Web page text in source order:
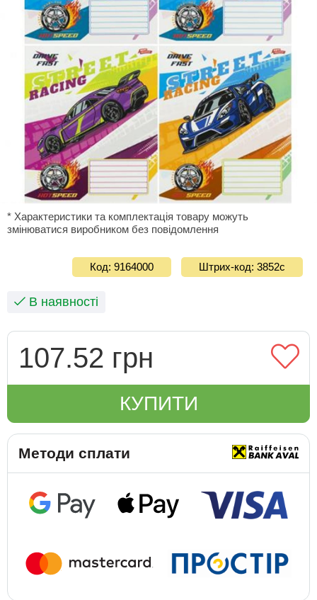
* Характеристики та комплектація товару можуть
змінюватися виробником без повідомлення
Код: 9164000 Штрих-код: 3852с
В наявності
107.52 грн
КУПИТИ
Методи сплати